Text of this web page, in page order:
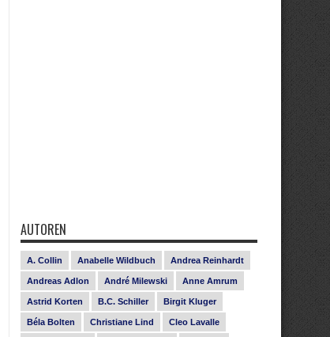
AUTOREN
A. Collin Anabelle Wildbuch Andrea Reinhardt
Andreas Adlon André Milewski Anne Amrum
Astrid Korten B.C. Schiller Birgit Kluger
Béla Bolten Christiane Lind Cleo Lavalle